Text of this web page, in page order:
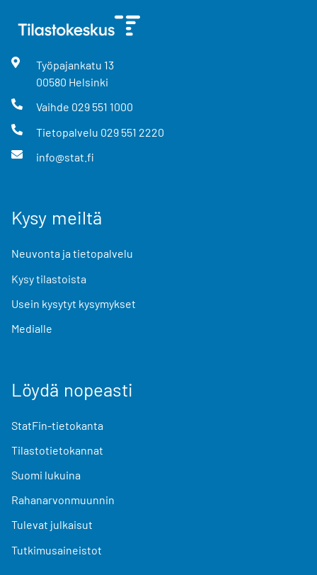
Työpajankatu 13
00580 Helsinki
Vaihde 029 551 1000
Tietopalvelu 029 551 2220
info@stat.fi
Kysy meiltä
Neuvonta ja tietopalvelu
Kysy tilastoista
Usein kysytyt kysymykset
Medialle
Löydä nopeasti
StatFin-tietokanta
Tilastotietokannat
Suomi lukuina
Rahanarvonmuunnin
Tulevat julkaisut
Tutkimusaineistot